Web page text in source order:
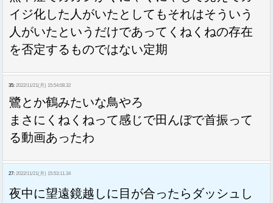
イジ化した人がいたとしてもそれはそういう
人がいたというだけであってくねくねの存在
を否定するものではない定期
35: 2022/11/21(月) 15:54:08.32
鷺とか鶴みたいな鳥やろ
まさにくねくねって感じで田んぼで首振って
る動画あったわ
27: 2022/11/21(月) 15:53:11.34
夜中に望遠鏡越しに目が合ったらダッシュし